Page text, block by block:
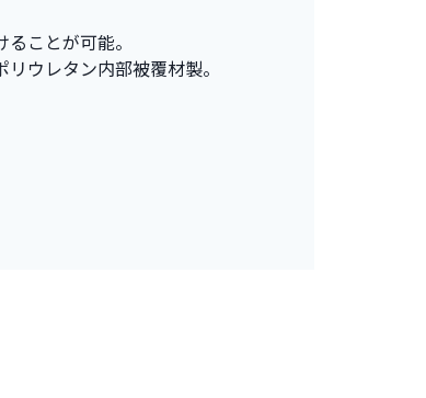
ことが可能。
ウレタン内部被覆材製。